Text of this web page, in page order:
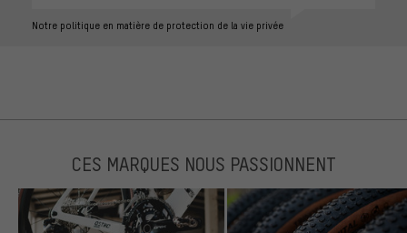
Notre politique en matière de protection de la vie privée
CES MARQUES NOUS PASSIONNENT